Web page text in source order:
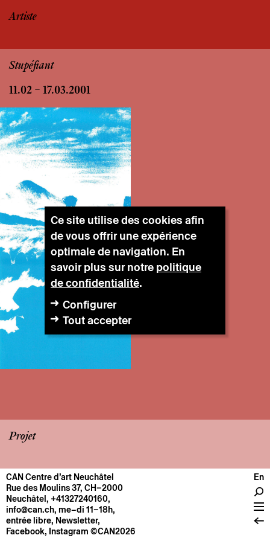
Artiste
Stupéfiant
11.02 – 17.03.2001
Projet
CENTRE
Infos pratiques
Fonctionnement
À propos
CAN Centre d’art Neuchâtel
Rue des Moulins 37, CH–2000
Neuchâtel, +41327240160,
info@can.ch, me–di 11–18h,
entrée libre, Newsletter,
Facebook, Instagram ©CAN2026
En
Ce site utilise des cookies afin
de vous offrir une expérience
optimale de navigation. En
savoir plus sur notre politique
de confidentialité.
Configurer
Tout accepter